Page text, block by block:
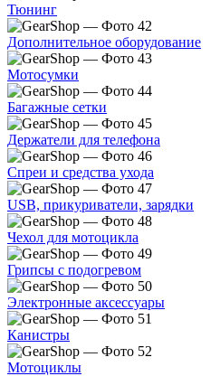
Тюнинг
Дополнительное оборудование
Мотосумки
Багажные сетки
Держатели для телефона
Спреи и средства ухода
USB, прикуриватели, зарядки
Чехол для мотоцикла
Грипсы с подогревом
Электронные аксессуары
Канистры
Мотоциклы